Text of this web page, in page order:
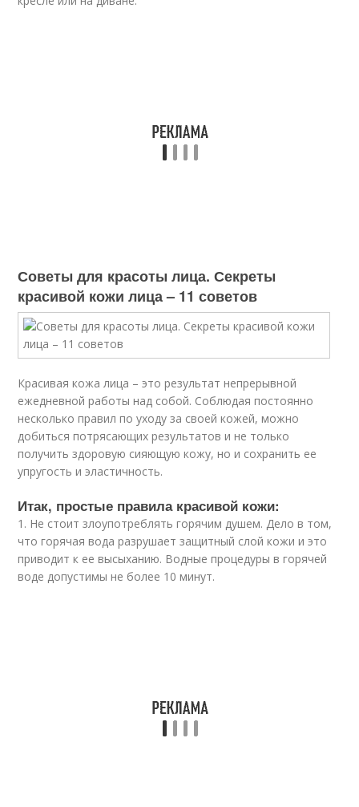
Советы для красоты лица. Секреты
красивой кожи лица – 11 советов
Красивая кожа лица – это результат непрерывной
ежедневной работы над собой. Соблюдая постоянно
несколько правил по уходу за своей кожей, можно
добиться потрясающих результатов и не только
получить здоровую сияющую кожу, но и сохранить ее
упругость и эластичность.
Итак, простые правила красивой кожи:
1. Не стоит злоупотреблять горячим душем. Дело в том,
что горячая вода разрушает защитный слой кожи и это
приводит к ее высыханию. Водные процедуры в горячей
воде допустимы не более 10 минут.